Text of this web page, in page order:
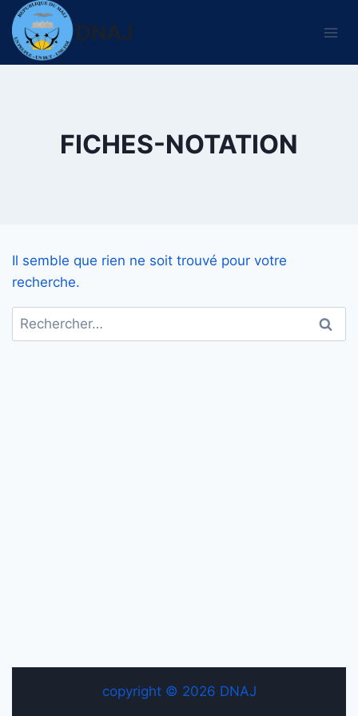
Aller
au
contenu
DNAJ
FICHES-NOTATION
Il semble que rien ne soit trouvé pour votre
recherche.
Rechercher :
copyright © 2026 DNAJ